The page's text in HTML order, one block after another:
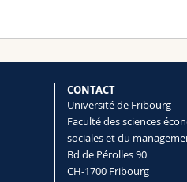
CONTACT
Université de Fribourg
Faculté des sciences
sociales et du
Bd de Pérolles 90
CH-1700 Fribourg